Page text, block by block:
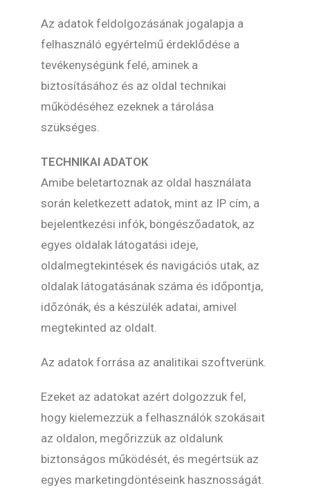
Az adatok feldolgozásának jogalapja a
felhasználó egyértelmű érdeklődése a
tevékenységünk felé, aminek a
biztosításához és az oldal technikai
működéséhez ezeknek a tárolása
szükséges.
TECHNIKAI ADATOK
Amibe beletartoznak az oldal használata
során keletkezett adatok, mint az IP cím, a
bejelentkezési infók, böngészőadatok, az
egyes oldalak látogatási ideje,
oldalmegtekintések és navigációs utak, az
oldalak látogatásának száma és időpontja,
időzónák, és a készülék adatai, amivel
megtekinted az oldalt.
Az adatok forrása az analitikai szoftverünk.
Ezeket az adatokat azért dolgozzuk fel,
hogy kielemezzük a felhasználók szokásait
az oldalon, megőrizzük az oldalunk
biztonságos működését, és megértsük az
egyes marketingdöntéseink hasznosságát.